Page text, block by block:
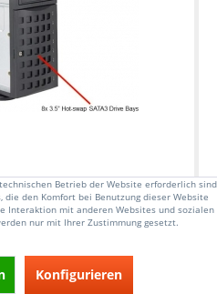
Intel Xeon Scalable
Betrieb der Website erforderlich sind
den Komfort bei Benutzung dieser Website
Interaktion mit anderen Websites und sozialen
nur mit Ihrer Zustimmung gesetzt.
Konfigurieren